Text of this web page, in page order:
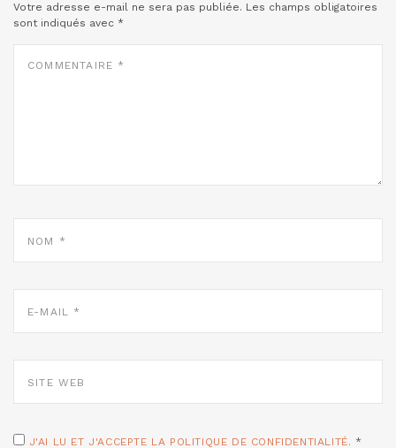
Votre adresse e-mail ne sera pas publiée. Les champs obligatoires
sont indiqués avec *
MAIL
WEB
J'AI LU ET J'ACCEPTE LA POLITIQUE DE CONFIDENTIALITÉ. *